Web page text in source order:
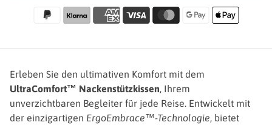
Erleben Sie den ultimativen Komfort mit dem
UltraComfort™ Nackenstützkissen, Ihrem
unverzichtbaren Begleiter für jede Reise. Entwickelt mit
der einzigartigen ErgoEmbrace™-Technologie, bietet